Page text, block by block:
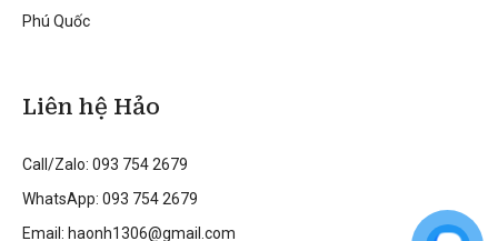
Phú Quốc
Liên hệ Hảo
Call/Zalo: 093 754 2679
WhatsApp: 093 754 2679
Email: haonh1306@gmail.com